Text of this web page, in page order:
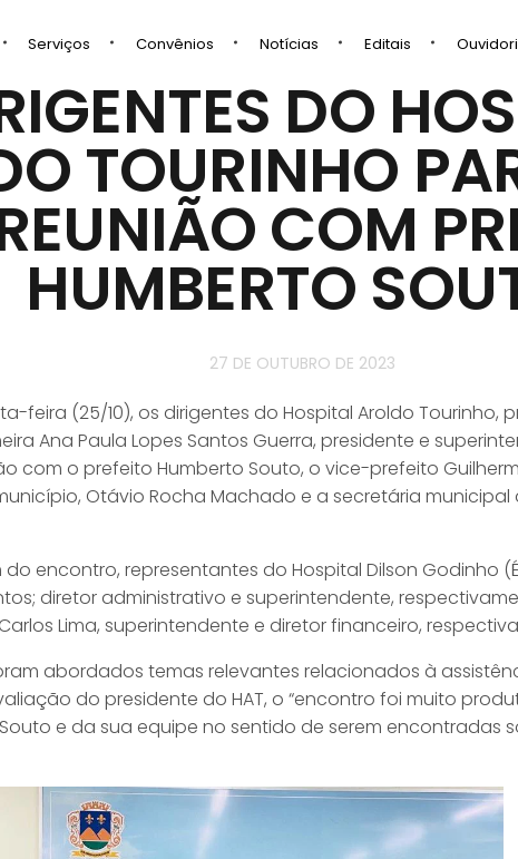
Serviços Convênios Notícias Editais
DO
TOURINHO
COM
HUMBERTO
27 DE OUTUBRO DE 2023
feira (25/10), os dirigentes do Hospital Aroldo Tourinho,
Ana Paula Lopes Santos Guerra, presidente e
com o prefeito Humberto Souto, o vice-prefeito
Otávio Rocha Machado e a secretária municipal
encontro, representantes do Hospital Dilson Godinho
diretor administrativo e superintendente,
Lima, superintendente e diretor financeiro,
abordados temas relevantes relacionados à
do presidente do HAT, o “encontro foi muito
e da sua equipe no sentido de serem encontradas